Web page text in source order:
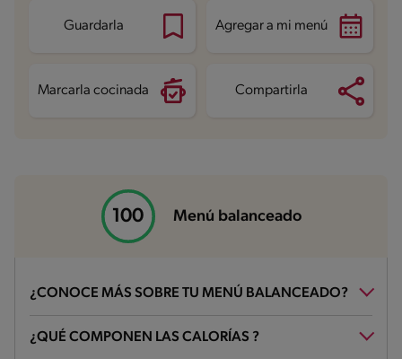
Proteína
Grasas saturadas 9.1 g
Guardarla Agregar a mi menú
Marcarla cocinada Compartirla
Menú balanceado
¿CONOCE MÁS SOBRE TU MENÚ BALANCEADO?
¿Qué es un menú balanceado?
Un menú balanceado contiene alimentos de todos los grupos en
¿QUÉ COMPONEN LAS CALORÍAS ?